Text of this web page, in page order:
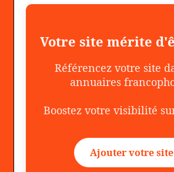
Votre site mérite
Référencez votre site
annuaires
Boostez votre visibilité
Ajouter votre site